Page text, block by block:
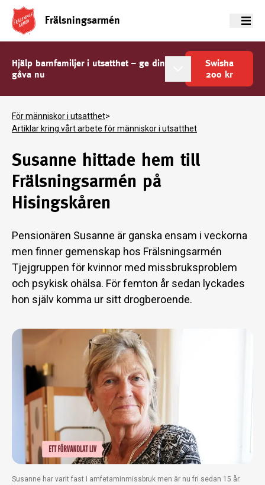
Frälsningsarmén Meny
Hjälp barnfamiljer i utsatthet – ge din
gåva nu
Swisha
200 kr
För människor i utsatthet>
Artiklar kring vårt arbete för människor i utsatthet
Susanne hittade hem till
Frälsningsarmén på
Hisingskåren
Pensionären Susanne är ganska ensam i veckorna
men finner gemenskap hos Frälsningsarmén
Tjejgruppen för kvinnor med missbruksproblem
och psykisk ohälsa. För femton år sedan lyckades
hon själv komma ur sitt drogberoende.
Susanne har varit fast i amfetaminmissbruk men är nu fri sedan 15 år.